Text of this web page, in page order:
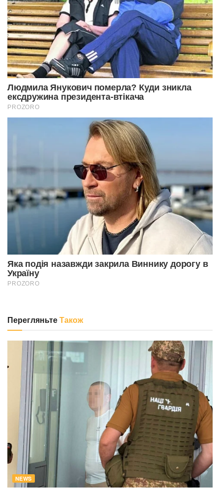
ПерегляньтеТакож
NEWS